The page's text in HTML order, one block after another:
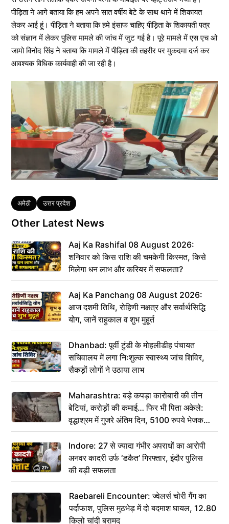
पीड़िता ने आगे बताया कि हम अपने सात वर्षीय बेटे के साथ थाने में शिकायत
लेकर आई हूं। पीड़िता ने बताया कि हमे इंसाफ चाहिए पीड़िता के शिकायती पत्र
को संज्ञान में लेकर पुलिस मामले की जांच में जुट गई है। पूरे मामले में एस एच ओ
जामो विनोद सिंह ने बताया कि मामले में पीड़िता की तहरीर पर मुकदमा दर्ज कर
आवश्यक विधिक कार्यवाही की जा रही है।
Tags
अमेठी उत्तर प्रदेश
Other Latest News
Aaj Ka Rashifal 08 August 2026:
शनिवार को किस राशि की चमकेगी किस्मत, किसे
मिलेगा धन लाभ और करियर में सफलता?
Aaj Ka Panchang 08 August 2026:
आज दशमी तिथि, रोहिणी नक्षत्र और सर्वार्थसिद्धि
योग, जानें राहुकाल व शुभ मुहूर्त
Dhanbad: पूर्वी टुंडी के मोहलीडीह पंचायत
सचिवालय में लगा निःशुल्क स्वास्थ्य जांच शिविर,
सैकड़ों लोगों ने उठाया लाभ
Maharashtra: बड़े कपड़ा कारोबारी की तीन
बेटियां, करोड़ों की कमाई… फिर भी पिता अकेले:
वृद्धाश्रम में गुजरे अंतिम दिन, 5100 रुपये भेजकर
कहा– अंतिम संस्कार कर दीजिए हम नहीं आ पाएंगे
Indore: 27 से ज्यादा गंभीर अपराधों का आरोपी
अनवर कादरी उर्फ ‘डकैत’ गिरफ्तार, इंदौर पुलिस
की बड़ी सफलता
Raebareli Encounter: ज्वेलर्स चोरी गैंग का
पर्दाफाश, पुलिस मुठभेड़ में दो बदमाश घायल, 12.80
किलो चांदी बरामद